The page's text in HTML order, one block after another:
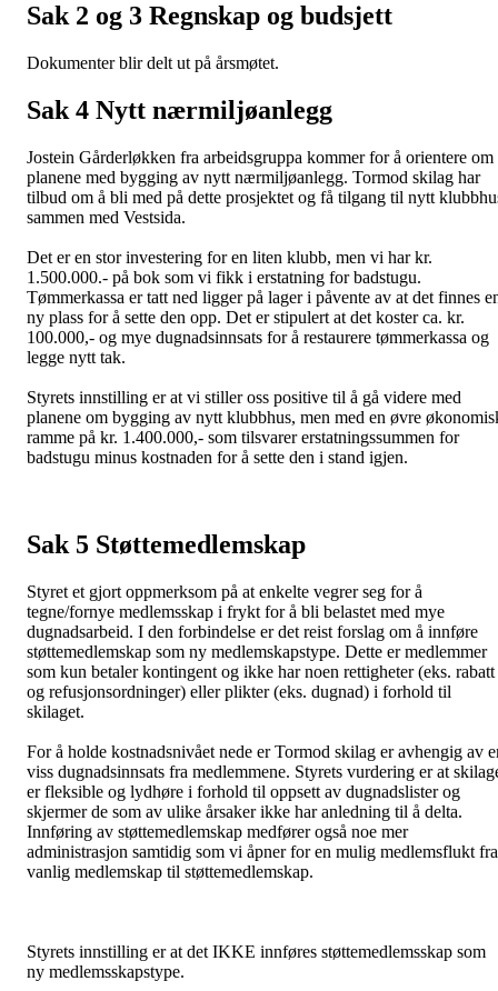
Sak 2 og 3 Regnskap og budsjett
Dokumenter blir delt ut på årsmøtet.
Sak 4 Nytt nærmiljøanlegg
Jostein Gårderløkken fra arbeidsgruppa kommer for å orientere om
planene med bygging av nytt nærmiljøanlegg. Tormod skilag har
tilbud om å bli med på dette prosjektet og få tilgang til nytt
sammen med Vestsida.
Det er en stor investering for en liten klubb, men vi har kr.
1.500.000.- på bok som vi fikk i erstatning for badstugu.
Tømmerkassa er tatt ned ligger på lager i påvente av at det finnes
ny plass for å sette den opp. Det er stipulert at det koster ca. kr.
100.000,- og mye dugnadsinnsats for å restaurere tømmerkassa og
legge nytt tak.
Styrets innstilling er at vi stiller oss positive til å gå videre med
planene om bygging av nytt klubbhus, men med en øvre
ramme på kr. 1.400.000,- som tilsvarer erstatningssummen for
badstugu minus kostnaden for å sette den i stand igjen.
Sak 5 Støttemedlemskap
Styret et gjort oppmerksom på at enkelte vegrer seg for å
tegne/fornye medlemsskap i frykt for å bli belastet med mye
dugnadsarbeid. I den forbindelse er det reist forslag om å innføre
støttemedlemskap som ny medlemskapstype. Dette er medlemmer
som kun betaler kontingent og ikke har noen rettigheter (eks. rabatt
og refusjonsordninger) eller plikter (eks. dugnad) i forhold til
skilaget.
For å holde kostnadsnivået nede er Tormod skilag er avhengig av
viss dugnadsinnsats fra medlemmene. Styrets vurdering er at
er fleksible og lydhøre i forhold til oppsett av dugnadslister og
skjermer de som av ulike årsaker ikke har anledning til å delta.
Innføring av støttemedlemskap medfører også noe mer
administrasjon samtidig som vi åpner for en mulig medlemsflukt fra
vanlig medlemskap til støttemedlemskap.
Styrets innstilling er at det IKKE innføres støttemedlemsskap som
ny medlemsskapstype.